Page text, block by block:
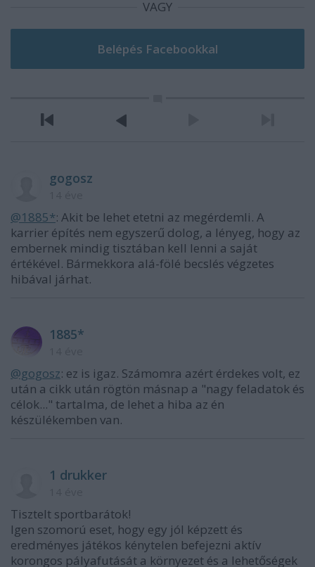
VAGY
gogosz
@1885*: Akit be lehet etetni az megérdemli. A
karrier építés nem egyszerű dolog, a lényeg, hogy az
embernek mindig tisztában kell lenni a saját
értékével. Bármekkora alá-fölé becslés végzetes
hibával járhat.
1885*
@gogosz: ez is igaz. Számomra azért érdekes volt, ez
után a cikk után rögtön másnap a "nagy feladatok és
célok..." tartalma, de lehet a hiba az én
készülékemben van.
1 drukker
Tisztelt sportbarátok!
Igen szomorú eset, hogy egy jól képzett és
eredményes játékos kénytelen befejezni aktív
korongos pályafutását a környezet és a lehetőségek